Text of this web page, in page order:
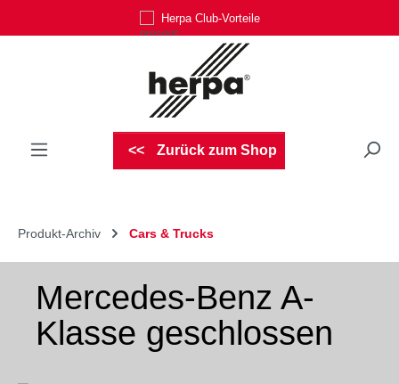
Zum Hauptinhalt springenHerpa Club-Vorteile
Zurück zum Shop
Produkt-Archiv Cars & Trucks
Mercedes-Benz A-
Klasse geschlossen